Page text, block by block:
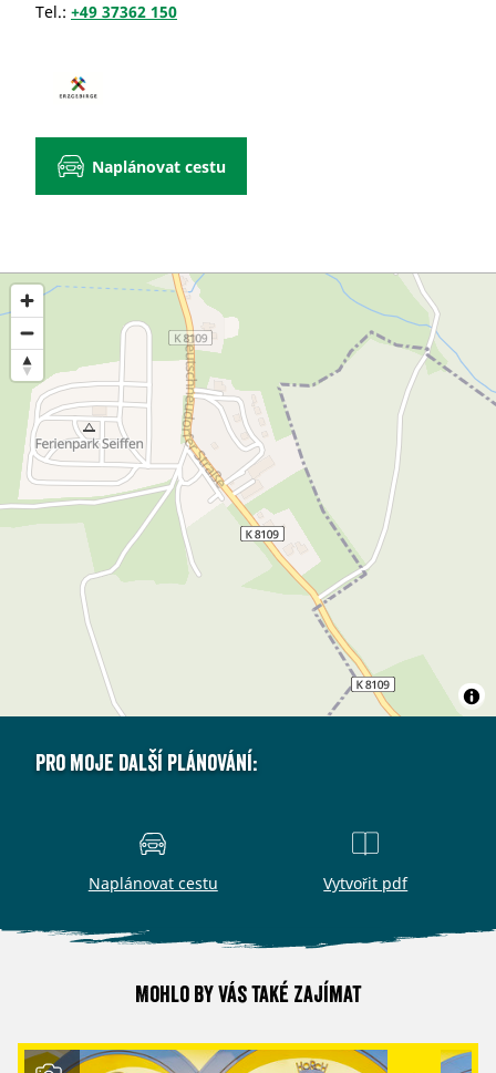
Tel.: +49 37362 150
Naplánovat cestu
Pro moje další plánování:
Naplánovat cestu Vytvořit pdf
Mohlo by vás také zajímat